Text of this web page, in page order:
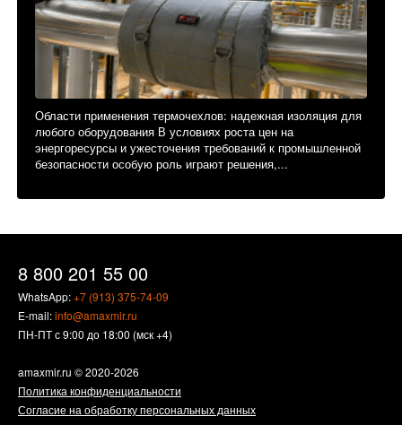
Области применения термочехлов: надежная изоляция для
любого оборудования В условиях роста цен на
энергоресурсы и ужесточения требований к промышленной
безопасности особую роль играют решения,...
8 800 201 55 00
WhatsApp:+7 (913) 375-74-09
E-mail:info@amaxmir.ru
ПН-ПТ с 9:00 до 18:00 (мск +4)
amaxmir.ru © 2020-2026
Политика конфиденциальности
Согласие на обработку персональных данных